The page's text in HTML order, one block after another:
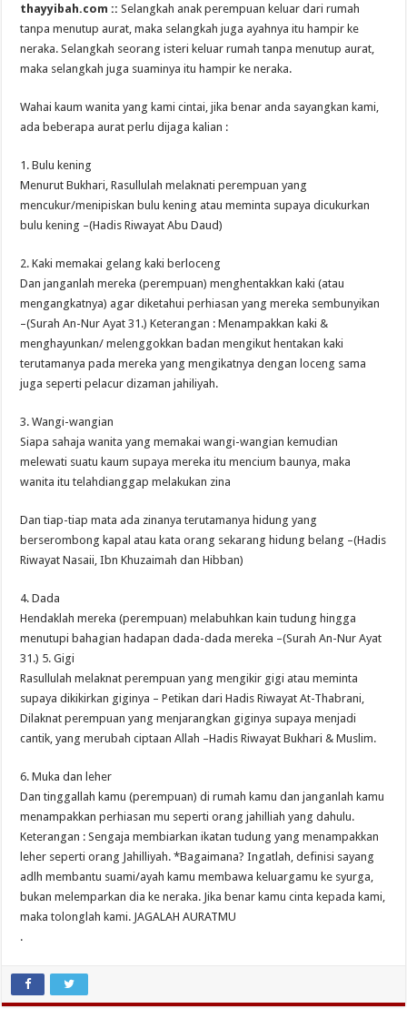
thayyibah.com ::Selangkah anak perempuan keluar dari rumah
tanpa menutup aurat, maka selangkah juga ayahnya itu hampir ke
neraka. Selangkah seorang isteri keluar rumah tanpa menutup aurat,
maka selangkah juga suaminya itu hampir ke neraka.
Wahai kaum wanita yang kami cintai, jika benar anda sayangkan kami,
ada beberapa aurat perlu dijaga kalian :
1. Bulu kening
Menurut Bukhari, Rasullulah melaknati perempuan yang
mencukur/menipiskan bulu kening atau meminta supaya dicukurkan
bulu kening –(Hadis Riwayat Abu Daud)
2. Kaki memakai gelang kaki berloceng
Dan janganlah mereka (perempuan) menghentakkan kaki (atau
mengangkatnya) agar diketahui perhiasan yang mereka sembunyikan
–(Surah An-Nur Ayat 31.) Keterangan : Menampakkan kaki &
menghayunkan/ melenggokkan badan mengikut hentakan kaki
terutamanya pada mereka yang mengikatnya dengan loceng sama
juga seperti pelacur dizaman jahiliyah.
3. Wangi-wangian
Siapa sahaja wanita yang memakai wangi-wangian kemudian
melewati suatu kaum supaya mereka itu mencium baunya, maka
wanita itu telahdianggap melakukan zina
Dan tiap-tiap mata ada zinanya terutamanya hidung yang
berserombong kapal atau kata orang sekarang hidung belang –(Hadis
Riwayat Nasaii, Ibn Khuzaimah dan Hibban)
4. Dada
Hendaklah mereka (perempuan) melabuhkan kain tudung hingga
menutupi bahagian hadapan dada-dada mereka –(Surah An-Nur Ayat
31.) 5. Gigi
Rasullulah melaknat perempuan yang mengikir gigi atau meminta
supaya dikikirkan giginya – Petikan dari Hadis Riwayat At-Thabrani,
Dilaknat perempuan yang menjarangkan giginya supaya menjadi
cantik, yang merubah ciptaan Allah –Hadis Riwayat Bukhari & Muslim.
6. Muka dan leher
Dan tinggallah kamu (perempuan) di rumah kamu dan janganlah kamu
menampakkan perhiasan mu seperti orang jahilliah yang dahulu.
Keterangan : Sengaja membiarkan ikatan tudung yang menampakkan
leher seperti orang Jahilliyah. *Bagaimana? Ingatlah, definisi sayang
adlh membantu suami/ayah kamu membawa keluargamu ke syurga,
bukan melemparkan dia ke neraka. Jika benar kamu cinta kepada kami,
maka tolonglah kami. JAGALAH AURATMU
.